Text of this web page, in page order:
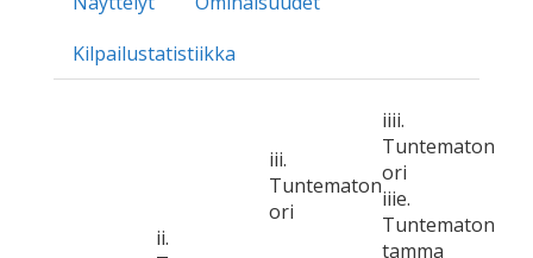
Kilpailustatistiikka
ii.
iii.
Tuntematon
ori
iiii.
Tuntematon
ori
iiie.
Tuntematon
tamma